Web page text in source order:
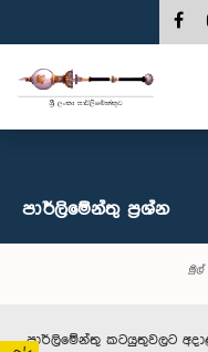
පාර්ලි‌මේන්තු‌ ප්‍රශ්න
මුල්
පාර්ලිමේන්තු කටයුතුවලට